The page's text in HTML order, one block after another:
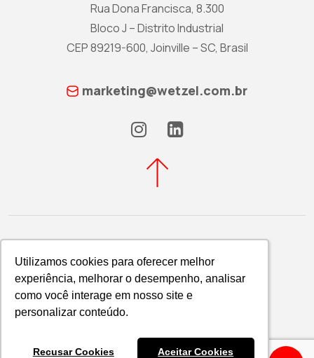
Utilizamos cookies para oferecer melhor
experiência, melhorar o desempenho, analisar
como você interage em nosso site e
personalizar conteúdo.
Recusar Cookies Aceitar Cookies
Utilizamos cookies para oferecer melhor
experiência, melhorar o desempenho, analisar
como você interage em nosso site e
personalizar conteúdo.
Recusar Cookies Aceitar Cookies
Rua Dona Francisca, 8.300
Bloco J – Distrito Industrial
CEP 89219-600, Joinville – SC, Brasil
marketing@wetzel.com.br
Política de Privacidade
WETZEL S/A © 2026